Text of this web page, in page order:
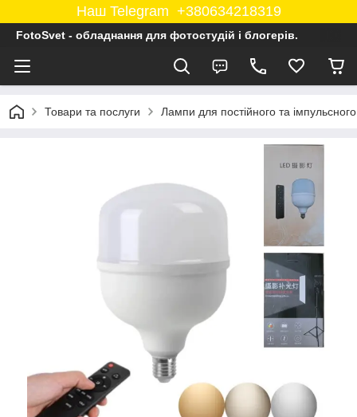
Наш Telegram +380634218319
FotoSvet - обладнання для фотостудій і блогерів.
Товари та послуги Лампи для постійного та імпульсного